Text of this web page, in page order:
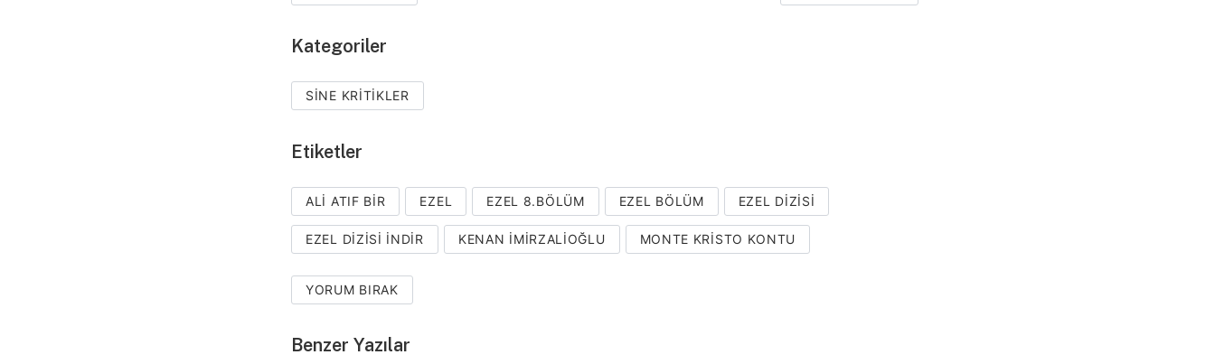
Kategoriler
SINE KRITIKLER
Etiketler
ALI ATIF BIR EZEL EZEL 8.BÖLÜM EZEL BÖLÜM EZEL DIZISI
EZEL DIZISI INDIR KENAN IMIRZALIOĞLU MONTE KRISTO KONTU
YORUM BIRAK
Benzer Yazılar